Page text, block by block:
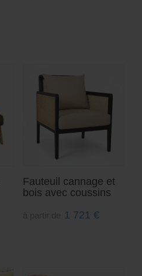
Fauteuil cannage et
bois avec coussins
1 721 €